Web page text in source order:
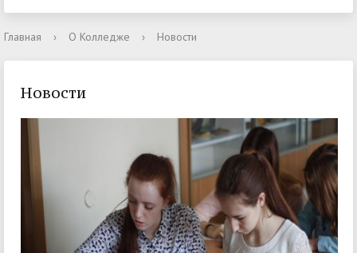
Главная › О Колледже › Новости
Новости